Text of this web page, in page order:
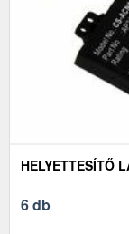
HELYETTESÍTŐ
6 db